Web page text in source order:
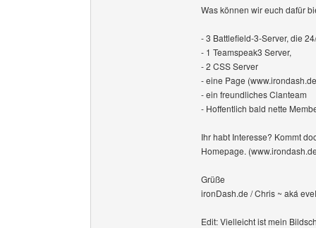
Was können wir euch dafür
- 3 Battlefield-3-Server, die
- 1 Teamspeak3 Server,
- 2 CSS Server
- eine Page
- ein freundliches Clanteam
- Hoffentlich bald nette
Ihr habt Interesse? Kommt
Homepage.
Grüße
ironDash.de / Chris ~ aká
Edit: Vielleicht ist mein